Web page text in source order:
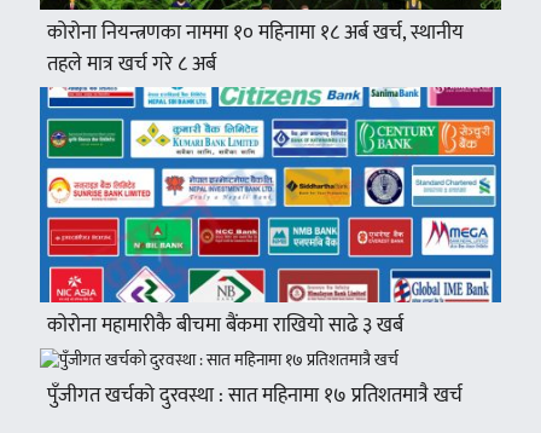
कोरोना नियन्त्रणका नाममा १० महिनामा १८ अर्ब खर्च, स्थानीय
तहले मात्र खर्च गरे ८ अर्ब
कोरोना महामारीकै बीचमा बैंकमा राखियो साढे ३ खर्ब
पुँजीगत खर्चको दुरवस्था : सात महिनामा १७ प्रतिशतमात्रै खर्च